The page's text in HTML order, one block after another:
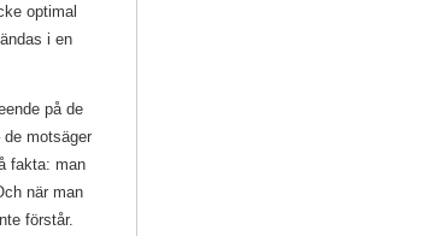
optimal
i en
på de
motsäger
fakta: man
när man
förstår.